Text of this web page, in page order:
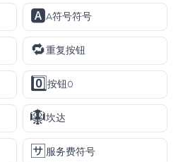
🅰️A符号符号
🔁重复按钮
0️⃣按钮0
🪯坎达
🈂️ 服务费符号